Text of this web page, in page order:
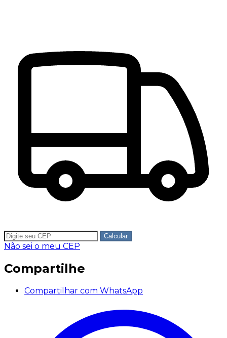
Calcular
Não sei o meu CEP
Compartilhe
Compartilhar com WhatsApp